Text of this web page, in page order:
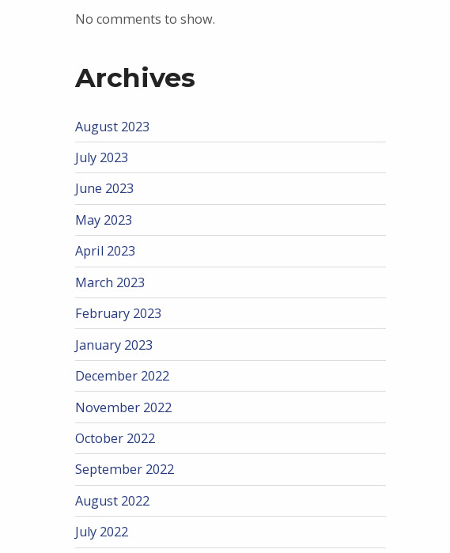
No comments to show.
Archives
August 2023
July 2023
June 2023
May 2023
April 2023
March 2023
February 2023
January 2023
December 2022
November 2022
October 2022
September 2022
August 2022
July 2022